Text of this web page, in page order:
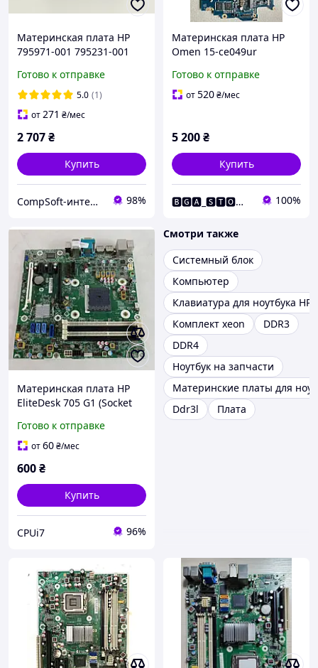
Материнская плата HP
795971-001 795231-001
ProDesk 600 G2 SFF) s1151
БУ
Готово к отправке
5.0 (1)
от271 ₴/мес
2 707₴
Купить
CompSoft-интернет магазин компьютерных комплектующих 98%
Материнская плата HP
Omen 15-ce049ur
Готово к отправке
от520₴/мес
5 200₴
Купить
🅱🅶🅰_🆂🆃🅾🆁🅴 100%
Материнская плата HP
EliteDesk 705 G1 (Socket
3.0 SFF
Готово к отправке
от60₴/мес
600₴
Купить
CPUi7 96%
Смотри также
Системный блок
Компьютер
Клавиатура для ноутбука HP
Комплект xeon
DDR3
DDR4
Ноутбук на запчасти
Материнские платы для
Ddr3l
Плата